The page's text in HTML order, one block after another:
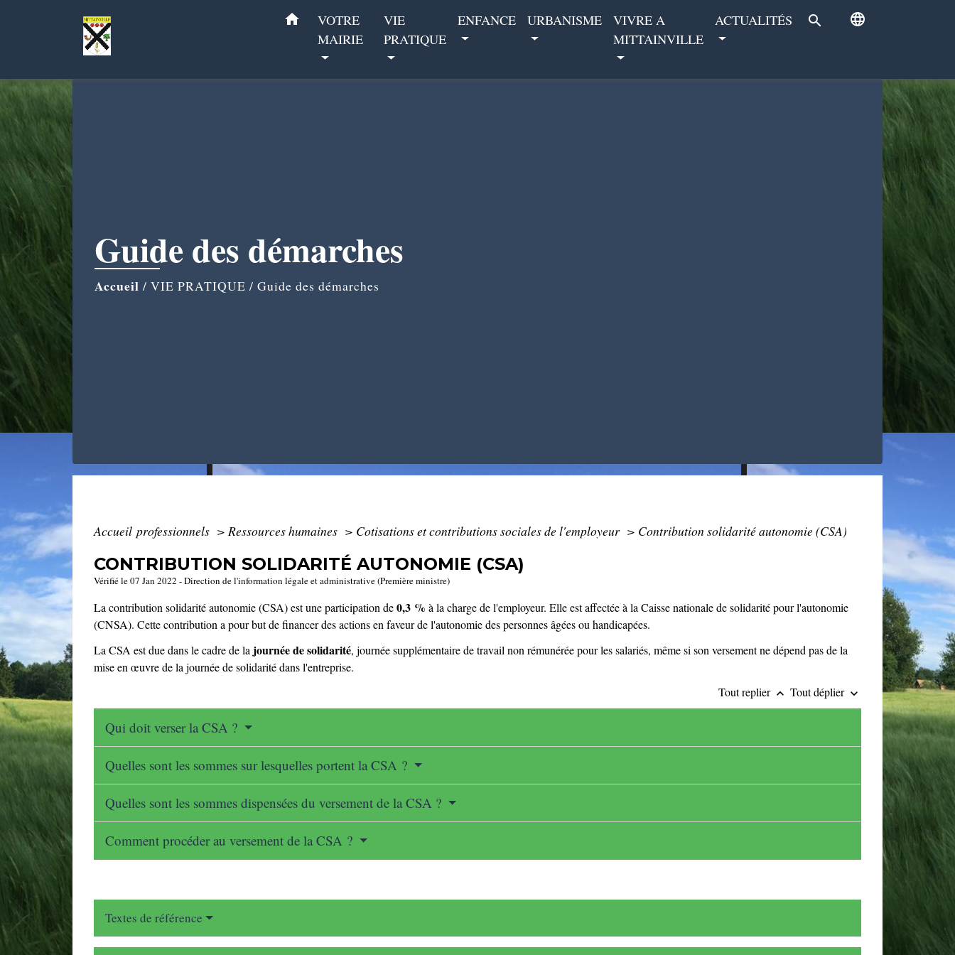
home
VOTRE
MAIRIE
VIE
PRATIQUE
ENFANCE URBANISME
VIVRE A
MITTAINVILLE
ACTUALITÉS search language
Guide des démarches
Accueil / VIE PRATIQUE / Guide des démarches
Accueil professionnels > Ressources humaines > Cotisations et contributions sociales de l'employeur > Contribution solidarité autonomie (CSA)
CONTRIBUTION SOLIDARITÉ AUTONOMIE (CSA)
Vérifié le 07 Jan 2022 - Direction de l'information légale et administrative (Première ministre)
La contribution solidarité autonomie (CSA) est une participation de0,3 % à la charge de l'employeur. Elle est affectée à la Caisse nationale de solidarité pour l'autonomie
(CNSA). Cette contribution a pour but de financer des actions en faveur de l'autonomie des personnes âgées ou handicapées.
La CSA est due dans le cadre de la journée de solidarité, journée supplémentaire de travail non rémunérée pour les salariés, même si son versement ne dépend pas de la
mise en œuvre de la journée de solidarité dans l'entreprise.
Tout replier keyboard_arrow_up Tout déplier keyboard_arrow_down
Qui doit verser la CSA ?
Quelles sont les sommes sur lesquelles portent la CSA ?
Quelles sont les sommes dispensées du versement de la CSA ?
Comment procéder au versement de la CSA ?
Textes de référence